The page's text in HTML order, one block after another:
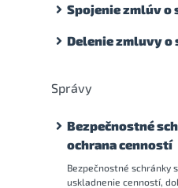
Spojenie zmlúv o
Delenie zmluvy o
Správy
Bezpečnostné
ochrana cenností
Bezpečnostné schránky
uskladnenie cenností,